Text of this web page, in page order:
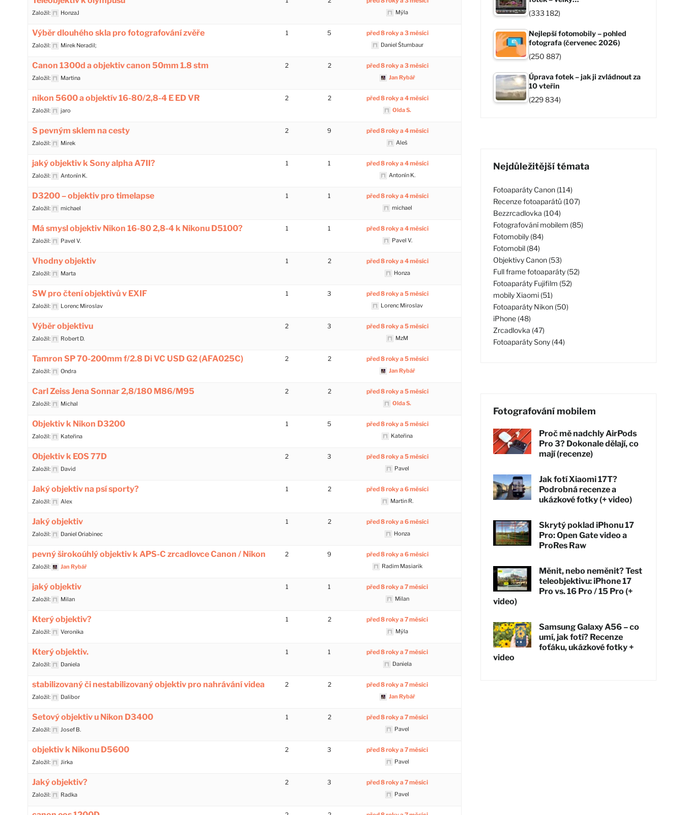
Založil: HonzaJ Mýla
Výběr dlouhého skla pro fotografování zvěře
Založil: Mirek Neradil;
1 5 před 8 roky a 3 měsíci
Daniel Štumbaur
Canon 1300d a objektiv canon 50mm 1.8 stm
Založil: Martina
2 2 před 8 roky a 3 měsíci
Jan Rybář
nikon 5600 a objektív 16-80/2,8-4 E ED VR
Založil: jaro
2 2 před 8 roky a 4 měsíci
Olda S.
S pevným sklem na cesty
Založil: Mirek
2 9 před 8 roky a 4 měsíci
Aleš
jaký objektiv k Sony alpha A7II?
Založil: Antonín K.
1 1 před 8 roky a 4 měsíci
Antonín K.
D3200 – objektiv pro timelapse
Založil: michael
1 1 před 8 roky a 4 měsíci
michael
Má smysl objektiv Nikon 16-80 2,8-4 k Nikonu D5100?
Založil: Pavel V.
1 1 před 8 roky a 4 měsíci
Pavel V.
Vhodny objektiv
Založil: Marta
1 2 před 8 roky a 4 měsíci
Honza
SW pro čtení objektivů v EXIF
Založil: Lorenc Miroslav
1 3 před 8 roky a 5 měsíci
Lorenc Miroslav
Výběr objektivu
Založil: Robert D.
2 3 před 8 roky a 5 měsíci
MzM
Tamron SP 70-200mm f/2.8 Di VC USD G2 (AFA025C)
Založil: Ondra
2 2 před 8 roky a 5 měsíci
Jan Rybář
Carl Zeiss Jena Sonnar 2,8/180 M86/M95
Založil: Michal
2 2 před 8 roky a 5 měsíci
Olda S.
Objektiv k Nikon D3200
Založil: Kateřina
1 5 před 8 roky a 5 měsíci
Kateřina
Objektiv k EOS 77D
Založil: David
2 3 před 8 roky a 5 měsíci
Pavel
Jaký objektiv na psí sporty?
Založil: Alex
1 2 před 8 roky a 6 měsíci
Martin R.
Jaký objektiv
Založil: Daniel Oriabinec
1 2 před 8 roky a 6 měsíci
Honza
pevný širokoúhlý objektiv k APS-C zrcadlovce Canon / Nikon
Založil: Jan Rybář
2 9 před 8 roky a 6 měsíci
Radim Masiarik
jaký objektiv
Založil: Milan
1 1 před 8 roky a 7 měsíci
Milan
Který objektiv?
Založil: Veronika
1 2 před 8 roky a 7 měsíci
Mýla
Který objektiv.
Založil: Daniela
1 1 před 8 roky a 7 měsíci
Daniela
stabilizovaný či nestabilizovaný objektiv pro nahrávání videa
Založil: Dalibor
2 2 před 8 roky a 7 měsíci
Jan Rybář
Setový objektiv u Nikon D3400
Založil: Josef B.
1 2 před 8 roky a 7 měsíci
Pavel
objektiv k Nikonu D5600
Založil: Jirka
2 3 před 8 roky a 7 měsíci
Pavel
Jaký objektiv?
Založil: Radka
2 3 před 8 roky a 7 měsíci
Pavel
(333 182)
Nejlepší fotomobily – pohled
fotografa (červenec 2026)
(250 887)
Úprava fotek – jak ji zvládnout za
10 vteřin
(229 834)
Nejdůležitější témata
Fotoaparáty Canon (114)
Recenze fotoaparátů (107)
Bezzrcadlovka (104)
Fotografování mobilem (85)
Fotomobily (84)
Fotomobil (84)
Objektivy Canon (53)
Full frame fotoaparáty (52)
Fotoaparáty Fujifilm (52)
mobily Xiaomi (51)
Fotoaparáty Nikon (50)
iPhone (48)
Zrcadlovka (47)
Fotoaparáty Sony (44)
Fotografování mobilem
Proč mě nadchly AirPods
Pro 3? Dokonale dělají, co
mají (recenze)
Jak fotí Xiaomi 17T?
Podrobná recenze a
ukázkové fotky (+ video)
Skrytý poklad iPhonu 17
Pro: Open Gate video a
ProRes Raw
Měnit, nebo neměnit? Test
teleobjektivu: iPhone 17
Pro vs. 16 Pro / 15 Pro (+
video)
Samsung Galaxy A56 – co
umí, jak fotí? Recenze
foťáku, ukázkové fotky +
video